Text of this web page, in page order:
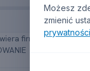
firmy z
Możesz
zmienić
prywatności